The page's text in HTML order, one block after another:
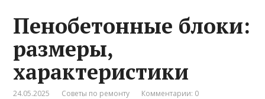
Пенобетонные блоки:
размеры,
характеристики
24.05.2025 Советы по ремонту Комментарии: 0